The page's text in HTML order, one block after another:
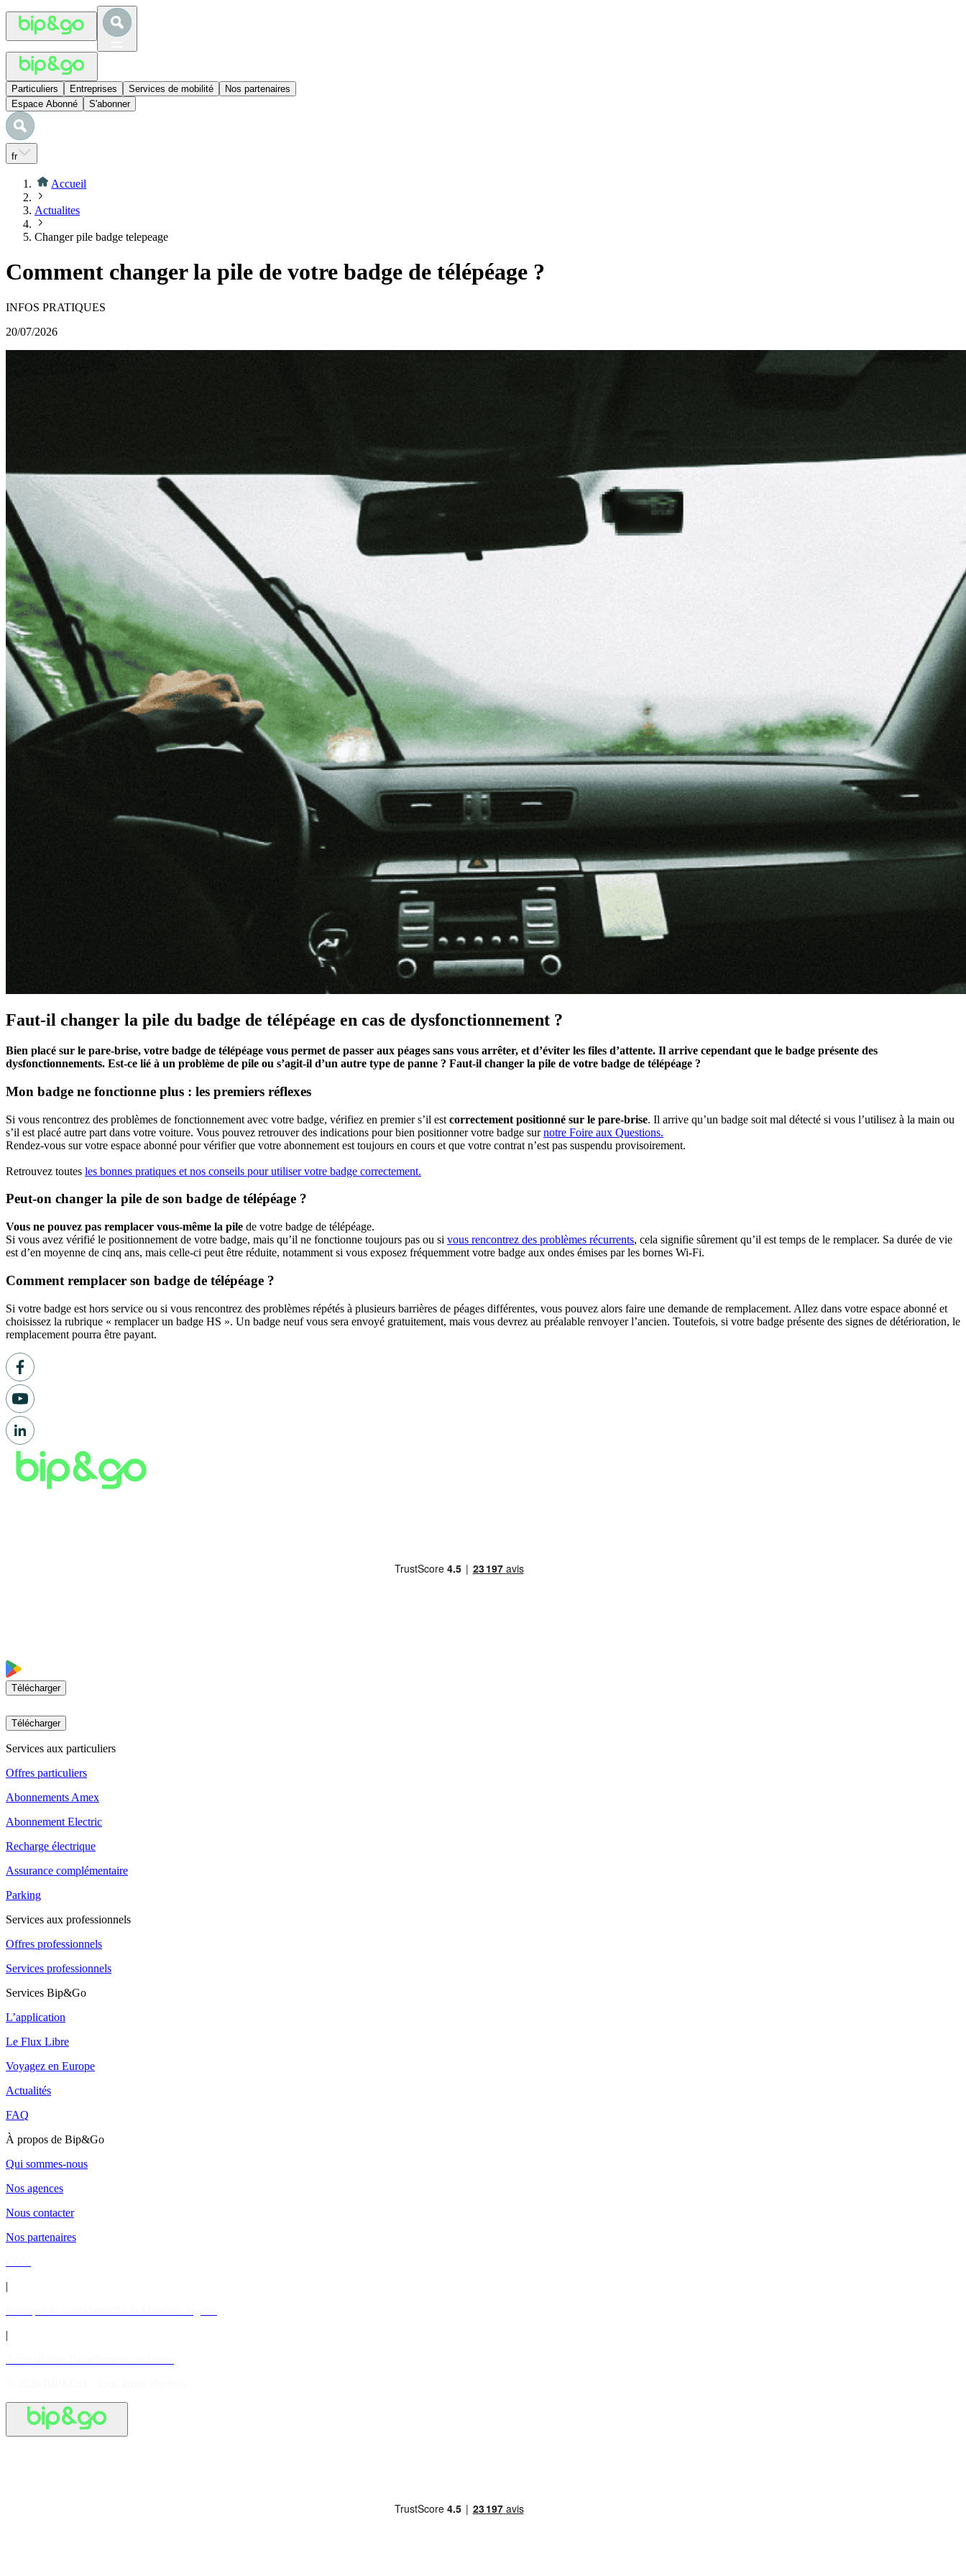
Particuliers Entreprises Services de mobilité
Nos partenaires
Espace Abonné
S'abonner
fr
Accueil
Actualites
Changer pile badge telepeage
Comment changer la pile de votre badge de télépéage ?
INFOS PRATIQUES
20/07/2026
Faut-il changer la pile du badge de télépéage en cas de dysfonctionnement ?
Bien placé sur le pare-brise, votre badge de télépéage vous permet de passer aux péages sans vous arrêter, et d’éviter les files d’attente. Il arrive cependant que le badge présente des
dysfonctionnements. Est-ce lié à un problème de pile ou s’agit-il d’un autre type de panne ? Faut-il changer la pile de votre badge de télépéage ?
Mon badge ne fonctionne plus : les premiers réflexes
Si vous rencontrez des problèmes de fonctionnement avec votre badge, vérifiez en premier s’il est correctement positionné sur le pare-brise. Il arrive qu’un badge soit mal détecté si vous l’utilisez à la main ou
s’il est placé autre part dans votre voiture. Vous pouvez retrouver des indications pour bien positionner votre badge surnotre Foire aux Questions.
Rendez-vous sur votre espace abonné pour vérifier que votre abonnement est toujours en cours et que votre contrat n’est pas suspendu provisoirement.
Retrouvez toutes les bonnes pratiques et nos conseils pour utiliser votre badge correctement.
Peut-on changer la pile de son badge de télépéage ?
Vous ne pouvez pas remplacer vous-même la pile de votre badge de télépéage.
Si vous avez vérifié le positionnement de votre badge, mais qu’il ne fonctionne toujours pas ou si vous rencontrez des problèmes récurrents, cela signifie sûrement qu’il est temps de le remplacer. Sa durée de vie
est d’en moyenne de cinq ans, mais celle-ci peut être réduite, notamment si vous exposez fréquemment votre badge aux ondes émises par les bornes Wi-Fi.
Comment remplacer son badge de télépéage ?
Si votre badge est hors service ou si vous rencontrez des problèmes répétés à plusieurs barrières de péages différentes, vous pouvez alors faire une demande de remplacement. Allez dans votre espace abonné et
choisissez la rubrique « remplacer un badge HS ». Un badge neuf vous sera envoyé gratuitement, mais vous devrez au préalable renvoyer l’ancien. Toutefois, si votre badge présente des signes de détérioration, le
remplacement pourra être payant.
Télécharger
Télécharger
Services aux particuliers
Offres particuliers
Abonnements Amex
Abonnement Electric
Recharge électrique
Assurance complémentaire
Parking
Services aux professionnels
Offres professionnels
Services professionnels
Services Bip&Go
L’application
Le Flux Libre
Voyagez en Europe
Actualités
FAQ
À propos de Bip&Go
Qui sommes-nous
Nos agences
Nous contacter
Nos partenaires
|
|